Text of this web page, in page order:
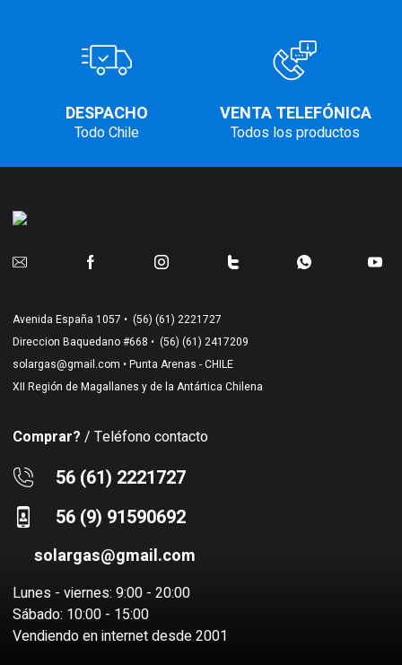
DESPACHO
Todo Chile
VENTA TELEFÓNICA
Todos los productos
Avenida España 1057 • (56) (61) 2221727
Direccion Baquedano #668 • (56) (61) 2417209
solargas@gmail.com • Punta Arenas - CHILE
XII Región de Magallanes y de la Antártica Chilena
Comprar? / Teléfono contacto
56 (61) 2221727
56 (9) 91590692
solargas@gmail.com
Lunes - viernes: 9:00 - 20:00
Sábado: 10:00 - 15:00
Vendiendo en internet desde 2001